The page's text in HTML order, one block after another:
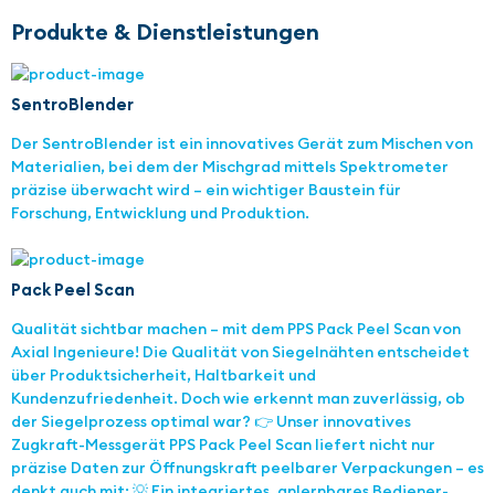
Produkte & Dienstleistungen
SentroBlender
Der SentroBlender ist ein innovatives Gerät zum Mischen von
Materialien, bei dem der Mischgrad mittels Spektrometer
präzise überwacht wird – ein wichtiger Baustein für
Forschung, Entwicklung und Produktion.
Pack Peel Scan
Qualität sichtbar machen – mit dem PPS Pack Peel Scan von
Axial Ingenieure! Die Qualität von Siegelnähten entscheidet
über Produktsicherheit, Haltbarkeit und
Kundenzufriedenheit. Doch wie erkennt man zuverlässig, ob
der Siegelprozess optimal war? 👉 Unser innovatives
Zugkraft-Messgerät PPS Pack Peel Scan liefert nicht nur
präzise Daten zur Öffnungskraft peelbarer Verpackungen – es